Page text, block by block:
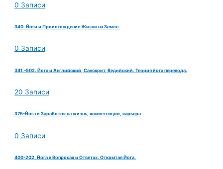
0 Записи
340. Йоги и Происхождение Жизни на Земле.
0 Записи
341.-502. Йога и Английский, Санскрит, Ведийский. Теория йога перевода.
20 Записи
375-Йога и Заработок на жизнь, компетенции, карьера
0 Записи
400-202. Йога в Вопросах и Ответах. Открытая Йога.